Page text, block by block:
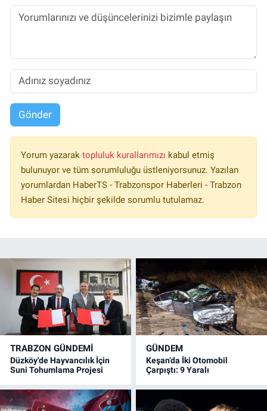
Gönder
Yorum yazarak topluluk kurallarımızı kabul etmiş
bulunuyor ve tüm sorumluluğu üstleniyorsunuz. Yazılan
yorumlardan HaberTS - Trabzonspor Haberleri - Trabzon
Haber Sitesi hiçbir şekilde sorumlu tutulamaz.
TRABZON GÜNDEMİ
Düzköy'de Hayvancılık İçin
Suni Tohumlama Projesi
GÜNDEM
Keşan’da İki Otomobil
Çarpıştı: 9 Yaralı